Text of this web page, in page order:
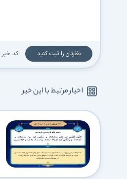
نظرتان را ثبت کنید کد خبر:
اخبار مرتبط با این خبر